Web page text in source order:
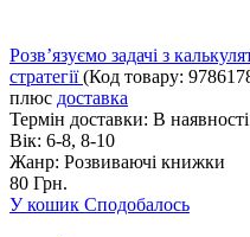
Розв’язуємо задачі з
стратегії(Код товару:
плюс доставка
Термін доставки: В наявності
Вік: 6-8, 8-10
Жанр: Розвиваючі книжки
80 Грн.
У кошик Сподобалось